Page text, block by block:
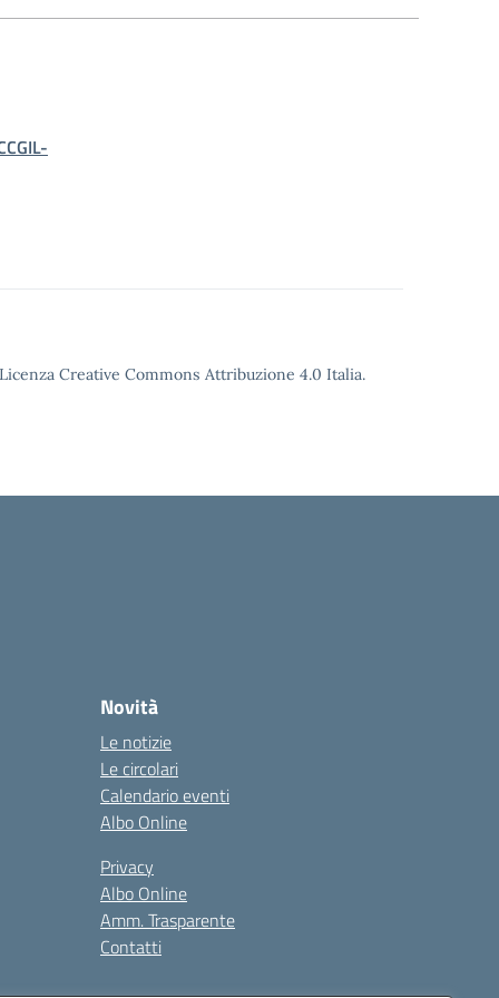
Creative Commons Attribuzione 4.0 Italia.
Novità
Le notizie
Le circolari
Calendario eventi
Albo Online
Privacy
Albo Online
Amm. Trasparente
Contatti